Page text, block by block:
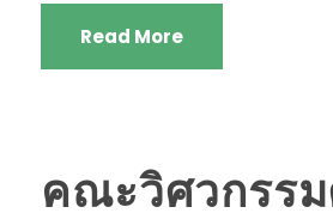
Read More
คณะวิศวกรร